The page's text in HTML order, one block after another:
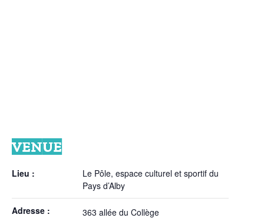
VENUE
Lieu :
Le Pôle, espace culturel et sportif du
Pays d’Alby
Adresse :
363 allée du Collège